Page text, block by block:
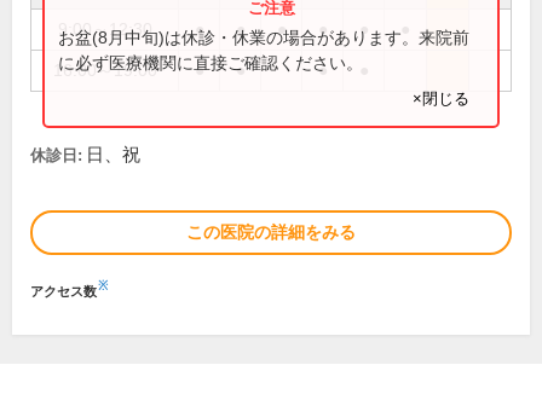
9:00～12:30 ● ● ● ● ●
16:00～19:00 ● ● ●
お盆(8月中旬)は休診・休業の場合があります。来院前
に必ず医療機関に直接ご確認ください。
×閉じる
休診日: 日、祝
この医院の詳細をみる
アクセス数※